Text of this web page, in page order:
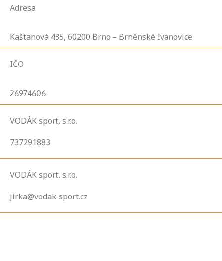
Adresa
Kaštanová 435, 60200 Brno – Brněnské Ivanovice
IČO
26974606
VODÁK sport, s.r.o.
737291883
VODÁK sport, s.r.o.
jirka@vodak-sport.cz